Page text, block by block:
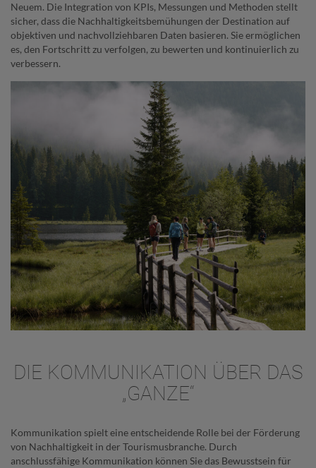
Neuem. Die Integration von KPIs, Messungen und Methoden stellt
sicher, dass die Nachhaltigkeitsbemühungen der Destination auf
objektiven und nachvollziehbaren Daten basieren. Sie ermöglichen
es, den Fortschritt zu verfolgen, zu bewerten und kontinuierlich zu
verbessern.
DIE KOMMUNIKATION ÜBER DAS
„GANZE“
Kommunikation spielt eine entscheidende Rolle bei der Förderung
von Nachhaltigkeit in der Tourismusbranche. Durch
anschlussfähige Kommunikation können Sie das Bewusstsein für